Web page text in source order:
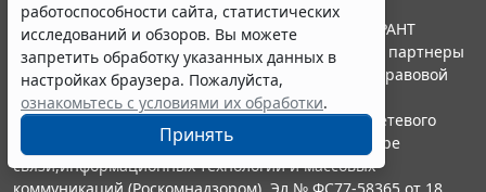
работоспособности сайта, статистических
исследований и обзоров. Вы можете
запретить обработку указанных данных в
настройках браузера. Пожалуйста,
ознакомьтесь с условиями их обработки.
Принять
© ООО "НПП "ГАРАНТ-СЕРВИС", 2026. Система ГАРАНТ
выпускается с 1990 года. Компания "Гарант" и ее партнеры
являются участниками Российской ассоциации правовой
информации ГАРАНТ.
Портал ГАРАНТ.РУ зарегистрирован в качестве сетевого
издания Федеральной службой по надзору в сфере
связи,информационных технологий и массовых
коммуникаций (Роскомнадзором), Эл № ФС77-58365 от 18